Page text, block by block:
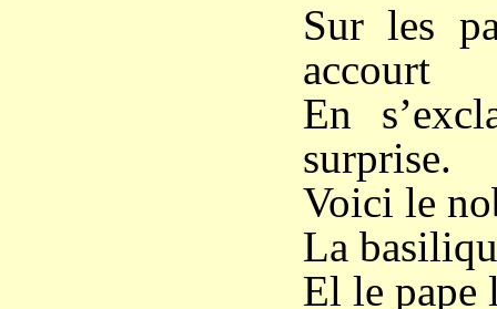
Sur les
accourt
En
surprise.
Voici le
La
El le pape